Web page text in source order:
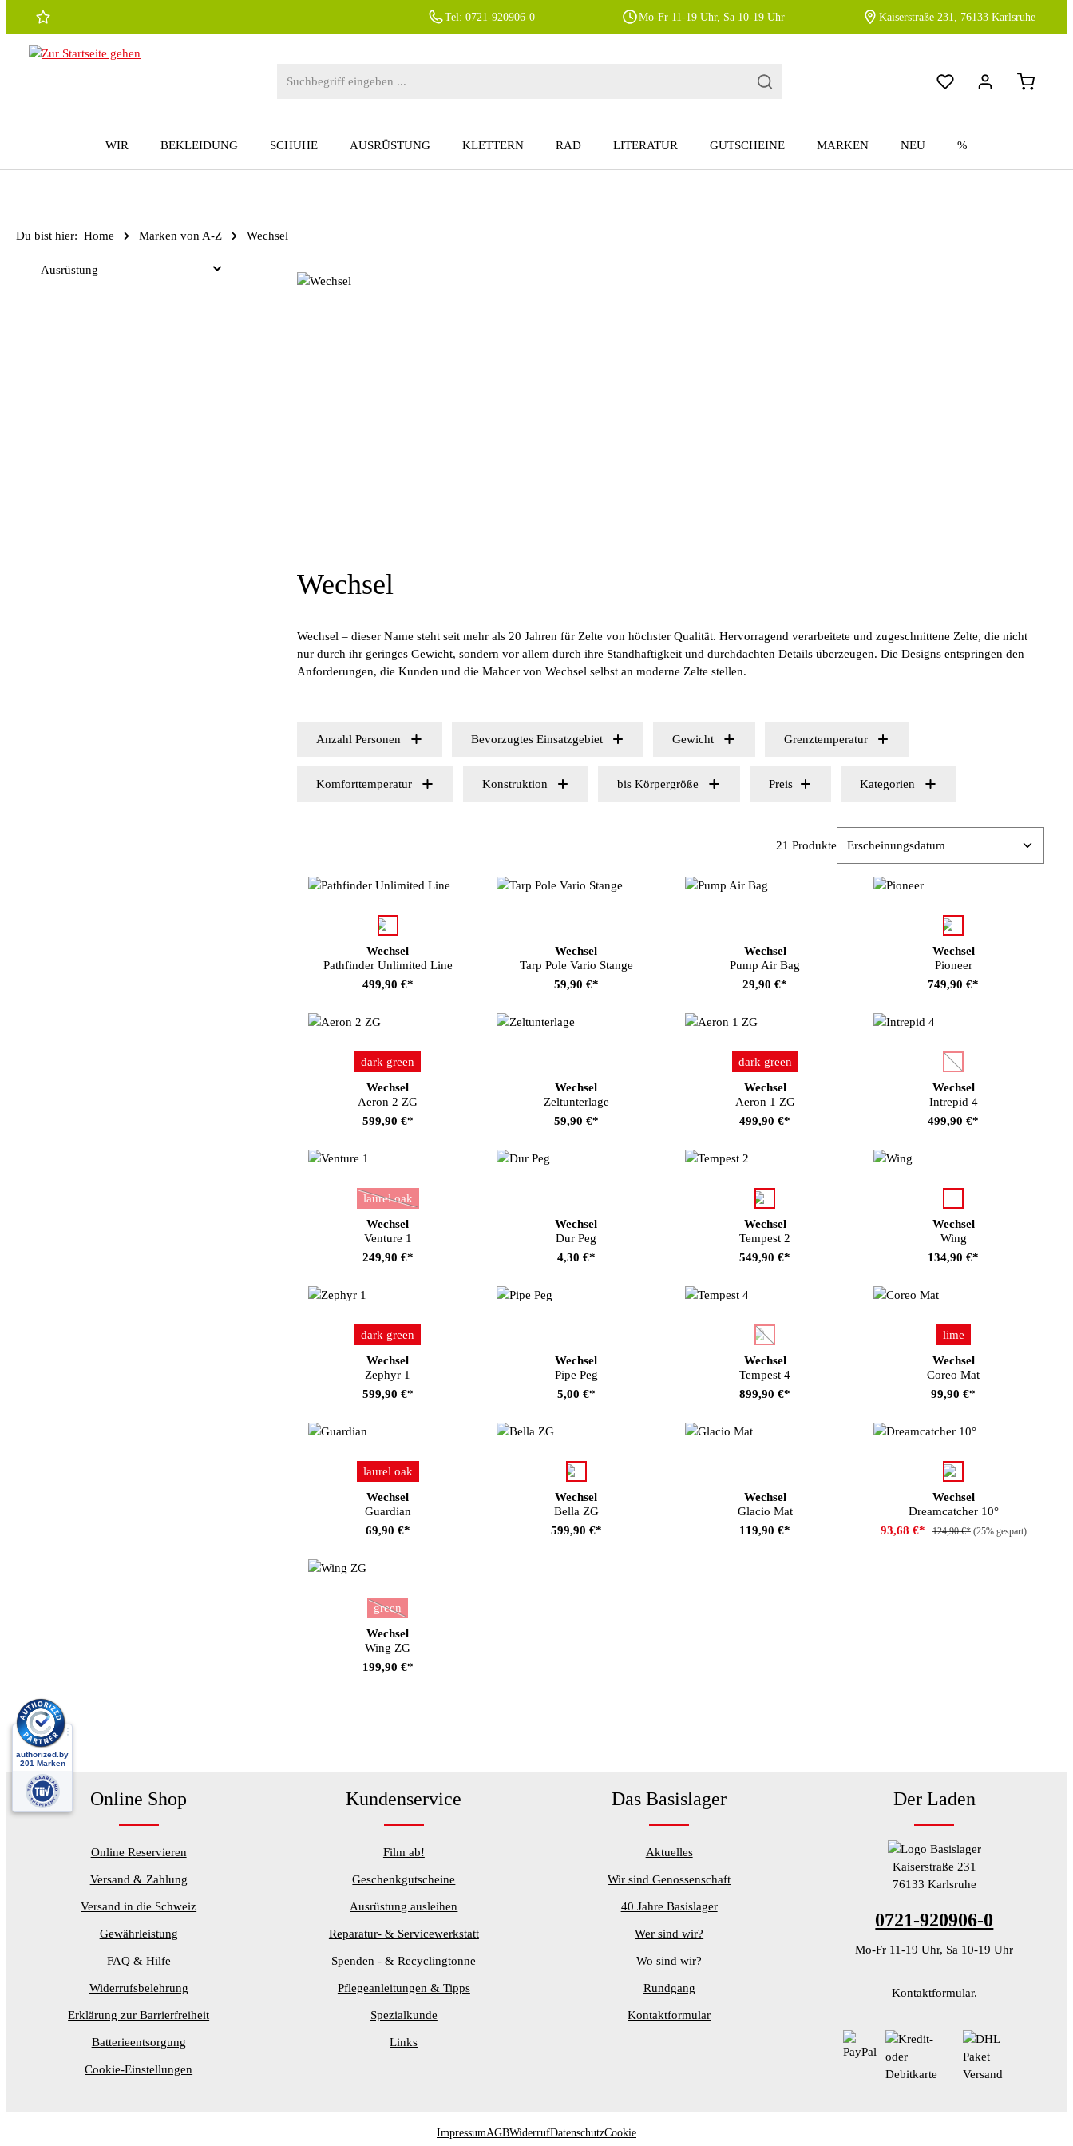
Hauptinhalt springen
Zur Suche springen
Zur Hauptnavigation springen Tel: 0721-920906-0 Mo-Fr 11-19 Uhr, Sa 10-19 Uhr Kaiserstraße 231, 76133 Karlsruhe
WIR BEKLEIDUNG SCHUHE AUSRÜSTUNG KLETTERN RAD LITERATUR GUTSCHEINE MARKEN NEU %
Du bist hier: Home Marken von A-Z Wechsel
Ausrüstung
Wechsel
Wechsel – dieser Name steht seit mehr als 20 Jahren für Zelte von höchster Qualität. Hervorragend verarbeitete und zugeschnittene Zelte, die nicht
nur durch ihr geringes Gewicht, sondern vor allem durch ihre Standhaftigkeit und durchdachten Details überzeugen. Die Designs entspringen den
Anforderungen, die Kunden und die Mahcer von Wechsel selbst an moderne Zelte stellen.
Anzahl Personen Bevorzugtes Einsatzgebiet Gewicht Grenztemperatur
Komforttemperatur Konstruktion bis Körpergröße Preis Kategorien
21 Produkte
Wechsel
Pathfinder Unlimited Line
auswählen
499,90 €*
Wechsel
Tarp Pole Vario Stange
59,90 €*
Wechsel
Pump Air Bag
29,90 €*
Wechsel
Pioneer
Farbe
749,90 €*
Wechsel
Aeron 2 ZG
Farbeauswählen
dark green
599,90 €*
Wechsel
Zeltunterlage
59,90 €*
Wechsel
Aeron 1 ZG
Farbeauswählen
dark green
499,90 €*
Wechsel
Intrepid 4
Farbe(Diese Option ist zurzeit
499,90 €*
Wechsel
Venture 1
Farbeauswählen
laurel oak
(Diese Option ist zurzeit nicht verfügbar.)
249,90 €*
Wechsel
Dur Peg
4,30 €*
Wechsel
Tempest 2
Farbe
549,90 €*
Wechsel
Wing
134,90 €*
Wechsel
Zephyr 1
Farbeauswählen
dark green
599,90 €*
Wechsel
Pipe Peg
5,00 €*
Wechsel
Tempest 4
Farbe(Diese Option ist zurzeit nicht verfügbar.)
899,90 €*
Wechsel
Coreo Mat
Farbe
lime
99,90 €*
Wechsel
Guardian
Farbeauswählen
laurel oak
69,90 €*
Wechsel
Bella ZG
Farbe
599,90 €*
Wechsel
Glacio Mat
119,90 €*
Wechsel
Dreamcatcher 10°
auswählen
93,68 €* 124,90 €* (25% gespart)
Wechsel
Wing ZG
Farbeauswählen
green
(Diese Option ist zurzeit nicht verfügbar.)
199,90 €*
Online Shop
Online Reservieren
Versand & Zahlung
Versand in die Schweiz
Gewährleistung
FAQ & Hilfe
Widerrufsbelehrung
Erklärung zur Barrierfreiheit
Batterieentsorgung
Cookie-Einstellungen
Kundenservice
Film ab!
Geschenkgutscheine
Ausrüstung ausleihen
Reparatur- & Servicewerkstatt
Spenden - & Recyclingtonne
Pflegeanleitungen & Tipps
Spezialkunde
Links
Das Basislager
Aktuelles
Wir sind Genossenschaft
40 Jahre Basislager
Wer sind wir?
Wo sind wir?
Rundgang
Kontaktformular
Der Laden
Kaiserstraße 231
76133 Karlsruhe
0721-920906-0
Mo-Fr 11-19 Uhr, Sa 10-19 Uhr
Kontaktformular.
ImpressumAGBWiderrufDatenschutzCookie